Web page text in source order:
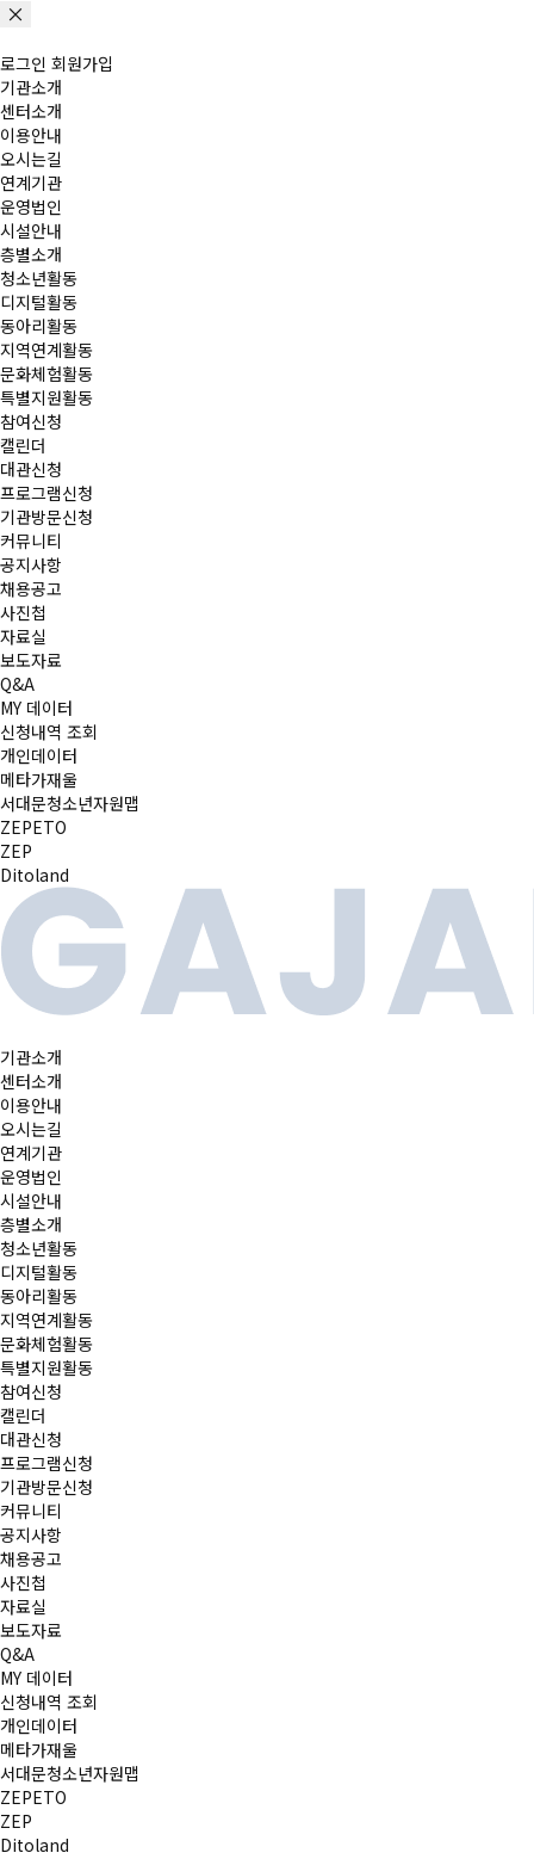
로그인 회원가입
기관소개
센터소개
이용안내
오시는길
연계기관
운영법인
시설안내
층별소개
청소년활동
디지털활동
동아리활동
지역연계활동
문화체험활동
특별지원활동
참여신청
캘린더
대관신청
프로그램신청
기관방문신청
커뮤니티
공지사항
채용공고
사진첩
자료실
보도자료
Q&A
MY 데이터
신청내역 조회
개인데이터
메타가재울
서대문청소년자원맵
ZEPETO
ZEP
Ditoland
기관소개
센터소개
이용안내
오시는길
연계기관
운영법인
시설안내
층별소개
청소년활동
디지털활동
동아리활동
지역연계활동
문화체험활동
특별지원활동
참여신청
캘린더
대관신청
프로그램신청
기관방문신청
커뮤니티
공지사항
채용공고
사진첩
자료실
보도자료
Q&A
MY 데이터
신청내역 조회
개인데이터
메타가재울
서대문청소년자원맵
ZEPETO
ZEP
Ditoland